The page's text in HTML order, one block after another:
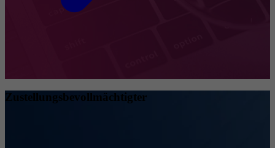
Zustellungsbevollmächtigter